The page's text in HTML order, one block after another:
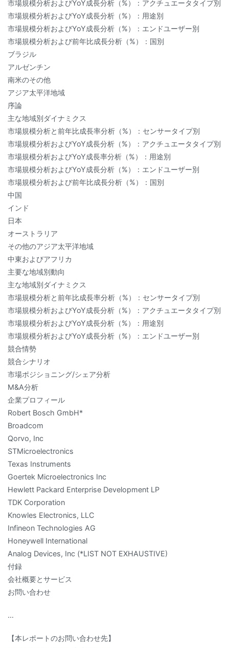
市場規模分析およびYoY成長分析（%）：アクチュエータタイプ別
市場規模分析およびYoY成長分析（%）：用途別
市場規模分析およびYoY成長分析（%）：エンドユーザー別
市場規模分析および前年比成長分析（%）：国別
ブラジル
アルゼンチン
南米のその他
アジア太平洋地域
序論
主な地域別ダイナミクス
市場規模分析と前年比成長率分析（%）：センサータイプ別
市場規模分析およびYoY成長分析（%）：アクチュエータタイプ別
市場規模分析およびYoY成長率分析（%）：用途別
市場規模分析およびYoY成長分析（%）：エンドユーザー別
市場規模分析および前年比成長分析（%）：国別
中国
インド
日本
オーストラリア
その他のアジア太平洋地域
中東およびアフリカ
主要な地域別動向
主な地域別ダイナミクス
市場規模分析と前年比成長率分析（%）：センサータイプ別
市場規模分析およびYoY成長分析（%）：アクチュエータタイプ別
市場規模分析およびYoY成長分析（%）：用途別
市場規模分析およびYoY成長分析（%）：エンドユーザー別
競合情勢
競合シナリオ
市場ポジショニング/シェア分析
M&A分析
企業プロフィール
Robert Bosch GmbH*
Broadcom
Qorvo, Inc
STMicroelectronics
Texas Instruments
Goertek Microelectronics Inc
Hewlett Packard Enterprise Development LP
TDK Corporation
Knowles Electronics, LLC
Infineon Technologies AG
Honeywell International
Analog Devices, Inc (*LIST NOT EXHAUSTIVE)
付録
会社概要とサービス
お問い合わせ
…
【本レポートのお問い合わせ先】